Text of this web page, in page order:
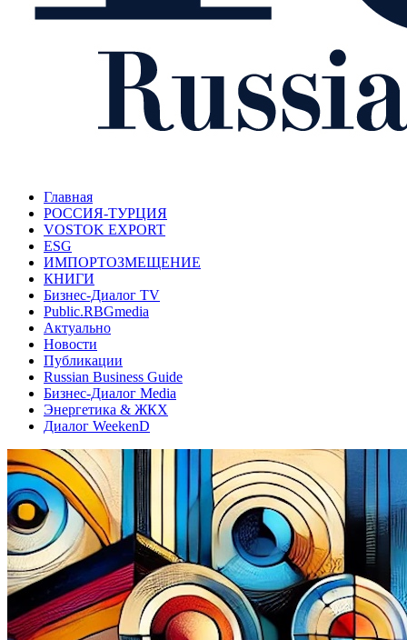
Главная
РОССИЯ-ТУРЦИЯ
VOSTOK EXPORT
ESG
ИМПОРТОЗМЕЩЕНИЕ
КНИГИ
Бизнес-Диалог TV
Public.RBGmedia
Актуально
Новости
Публикации
Russian Business Guide
Бизнес-Диалог Media
Энергетика & ЖКХ
Диалог WeekenD